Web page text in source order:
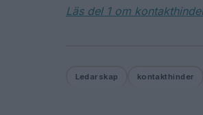
Läs del 1 om
Ledarskap kontakthinder